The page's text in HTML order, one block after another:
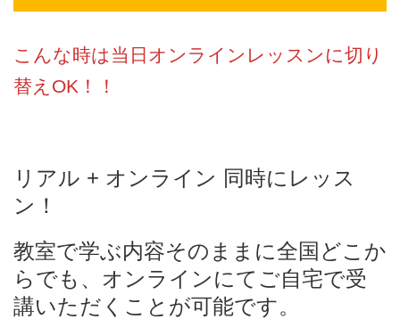
こんな時は当日オンラインレッスンに切り
替えOK！！
リアル + オンライン 同時にレッス
ン！
教室で学ぶ内容そのままに全国どこか
らでも、オンラインにてご自宅で受
講いただくことが可能です。